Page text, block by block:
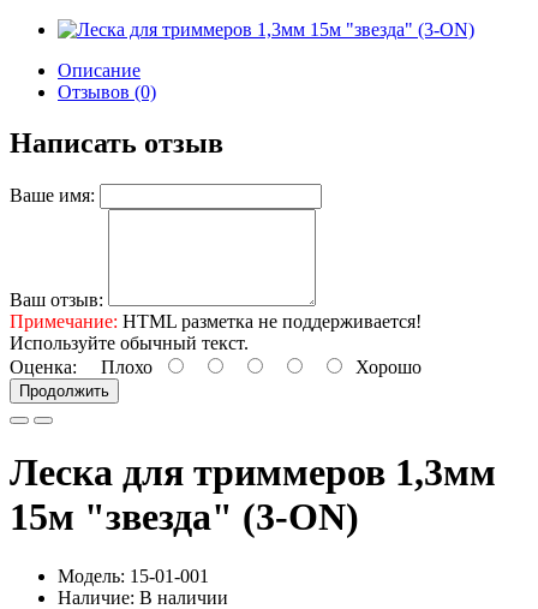
Описание
Отзывов (0)
Написать отзыв
Ваше имя:
Ваш отзыв:
Примечание: HTML разметка не поддерживается!
Используйте обычный текст.
Оценка: Плохо Хорошо
Продолжить
Леска для триммеров 1,3мм
15м "звезда" (3-ON)
Модель: 15-01-001
Наличие: В наличии